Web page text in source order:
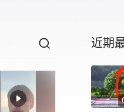
近期